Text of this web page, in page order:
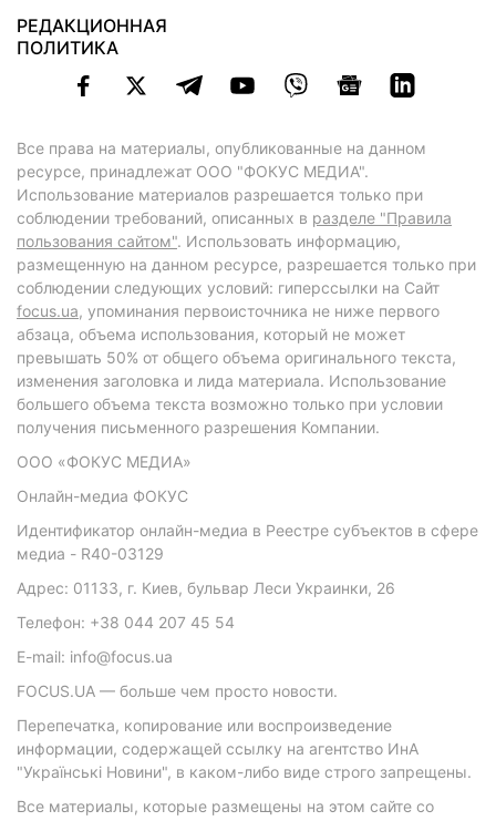
РЕДАКЦИОННАЯ
ПОЛИТИКА
Все права на материалы, опубликованные на данном
ресурсе, принадлежат ООО "ФОКУС МЕДИА".
Использование материалов разрешается только при
соблюдении требований, описанных в разделе "Правила
пользования сайтом". Использовать информацию,
размещенную на данном ресурсе, разрешается только при
соблюдении следующих условий: гиперссылки на Сайт
focus.ua, упоминания первоисточника не ниже первого
абзаца, объема использования, который не может
превышать 50% от общего объема оригинального текста,
изменения заголовка и лида материала. Использование
большего объема текста возможно только при условии
получения письменного разрешения Компании.
ООО «ФОКУС МЕДИА»
Онлайн-медиа ФОКУС
Идентификатор онлайн-медиа в Реестре субъектов в сфере
медиа - R40-03129
Адрес: 01133, г. Киев, бульвар Леси Украинки, 26
Телефон: +38 044 207 45 54
E-mail: info@focus.ua
FOCUS.UA — больше чем просто новости.
Перепечатка, копирование или воспроизведение
информации, содержащей ссылку на агентство ИнА
"Українські Новини", в каком-либо виде строго запрещены.
Все материалы, которые размещены на этом сайте со